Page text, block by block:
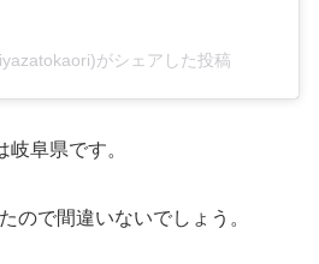
がシェアした投稿
阜県です。
ので間違いないでしょう。